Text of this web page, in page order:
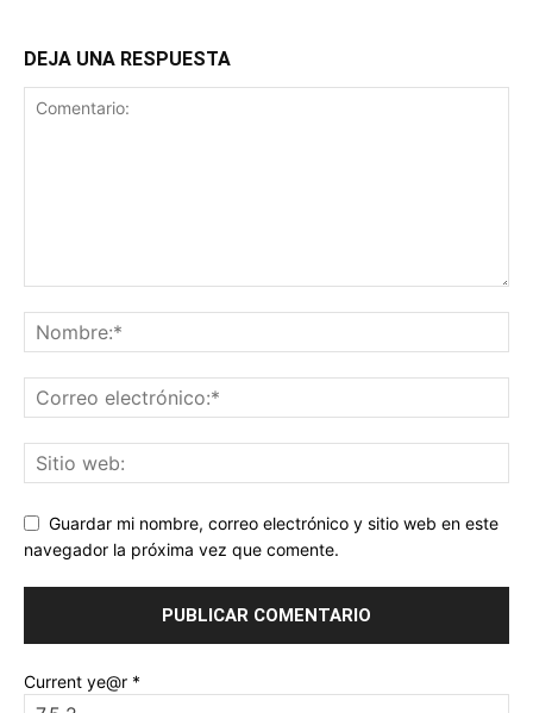
DEJA UNA RESPUESTA
Guardar mi nombre, correo electrónico y sitio web en este
navegador la próxima vez que comente.
Current ye@r *